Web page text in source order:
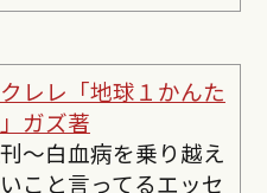
レレ「地球１かんた
ガズ著
〜白血病を乗り越え
こと言ってるエッセ